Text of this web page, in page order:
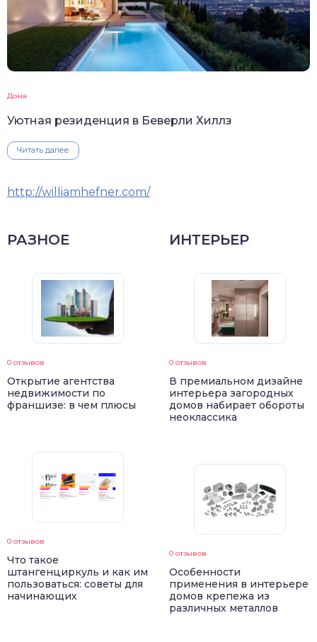
Дома
Уютная резиденция в Беверли Хиллз
Читать далее
http://williamhefner.com/
РАЗНОЕ
0 отзывов
Открытие агентства
недвижимости по
франшизе: в чем плюсы
0 отзывов
Что такое
штангенциркуль и как им
пользоваться: советы для
начинающих
ИНТЕРЬЕР
0 отзывов
В премиальном дизайне
интерьера загородных
домов набирает обороты
неоклассика
0 отзывов
Особенности
применения в интерьере
домов крепежа из
различных металлов